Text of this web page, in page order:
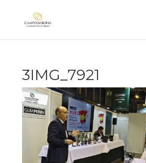
3IMG_7921